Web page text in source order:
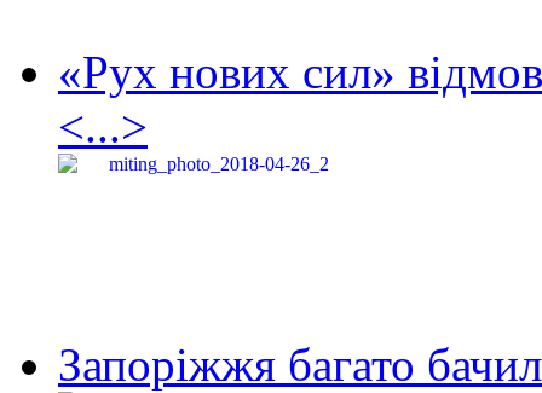
«Рух нових сил»
<...>
Запоріжжя багато